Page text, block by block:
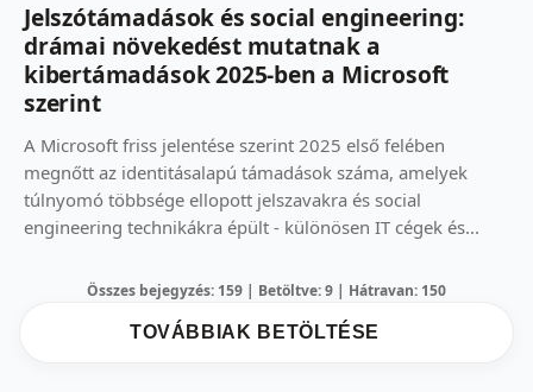
Jelszótámadások és social engineering:
drámai növekedést mutatnak a
kibertámadások 2025-ben a Microsoft
szerint
A Microsoft friss jelentése szerint 2025 első felében
megnőtt az identitásalapú támadások száma, amelyek
túlnyomó többsége ellopott jelszavakra és social
engineering technikákra épült - különösen IT cégek és...
Összes bejegyzés: 159 | Betöltve: 9 | Hátravan: 150
TOVÁBBIAK BETÖLTÉSE